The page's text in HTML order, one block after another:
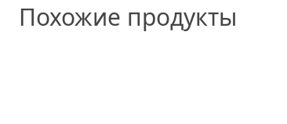
Похожие продукты